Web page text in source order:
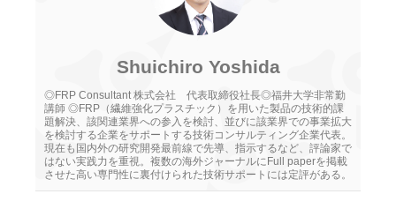
Shuichiro Yoshida
◎FRP Consultant 株式会社 代表取締役社長◎福井大学非常勤
講師 ◎FRP（繊維強化プラスチック）を用いた製品の技術的課
題解決、該関連業界への参入を検討、並びに該業界での事業拡大
を検討する企業をサポートする技術コンサルティング企業代表。
現在も国内外の研究開発最前線で先導、指示するなど、評論家で
はない実践力を重視。複数の海外ジャーナルにFull paperを掲載
させた高い専門性に裏付けられた技術サポートには定評がある。